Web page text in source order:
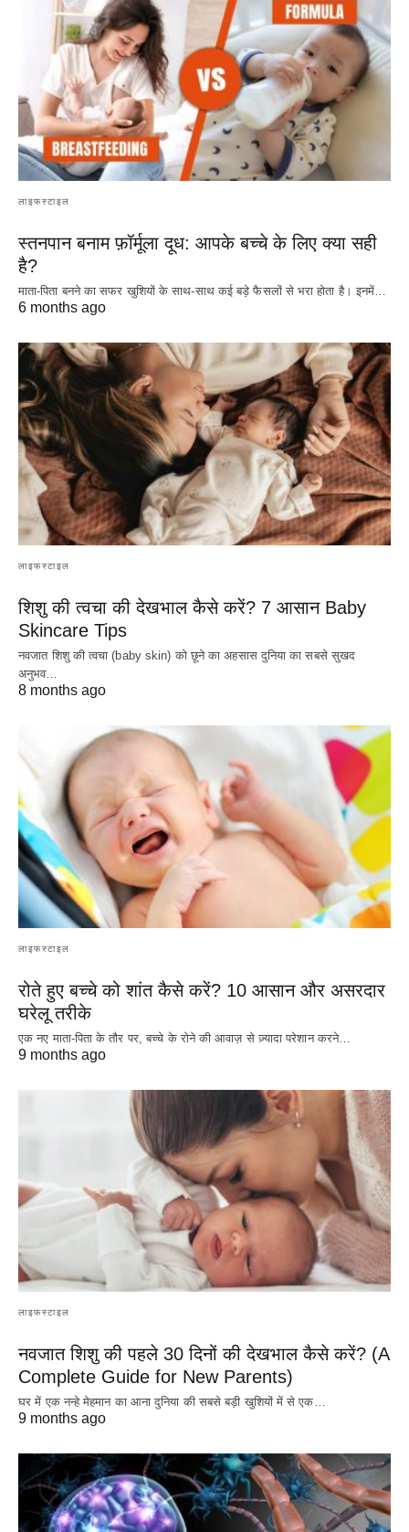
लाइफस्टाइल
स्तनपान बनाम फ़ॉर्मूला दूध: आपके बच्चे के लिए क्या सही
है?
माता-पिता बनने का सफर खुशियों के साथ-साथ कई बड़े फैसलों से भरा होता है। इनमें…
6 months ago
लाइफस्टाइल
शिशु की त्वचा की देखभाल कैसे करें? 7 आसान Baby
Skincare Tips
नवजात शिशु की त्वचा (baby skin) को छूने का अहसास दुनिया का सबसे सुखद
अनुभव…
8 months ago
लाइफस्टाइल
रोते हुए बच्चे को शांत कैसे करें? 10 आसान और असरदार
घरेलू तरीके
एक नए माता-पिता के तौर पर, बच्चे के रोने की आवाज़ से ज़्यादा परेशान करने…
9 months ago
लाइफस्टाइल
नवजात शिशु की पहले 30 दिनों की देखभाल कैसे करें? (A
Complete Guide for New Parents)
घर में एक नन्हे मेहमान का आना दुनिया की सबसे बड़ी खुशियों में से एक…
9 months ago